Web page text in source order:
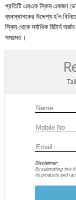
প্রতিটি এমএফ স্কিম একজন
ব্যবস্থাপকের উদ্দেশ্য হ'ল
স্কিম থেকে সর্বাধিক রিটার্ন
সময়মত।
Disclaimer:
By submitting this
its products and I